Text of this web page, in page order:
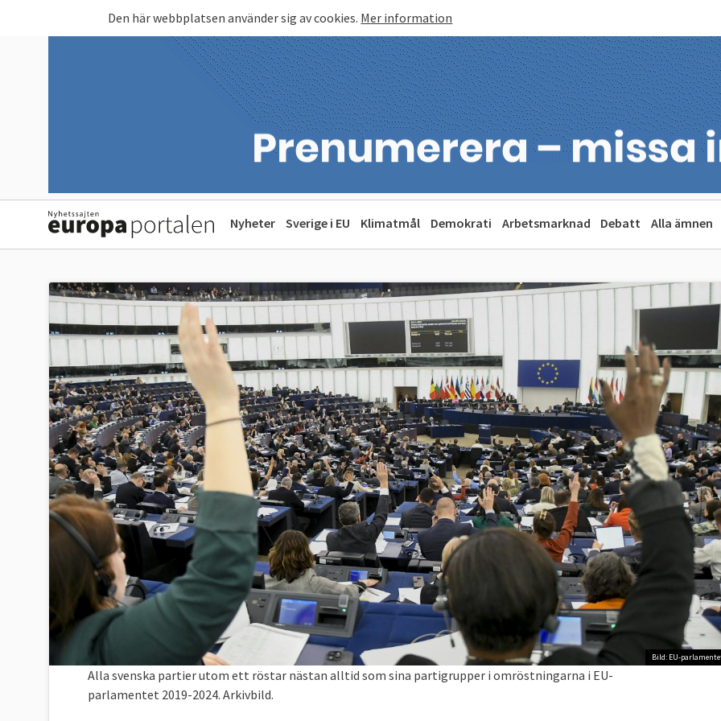
Den här webbplatsen använder sig av cookies. Mer information
Nyheter Sverige i EU Klimatmål Demokrati Arbetsmarknad Debatt Alla ämnen
Bild: EU-
Alla svenska partier utom ett röstar nästan alltid som sina partigrupper i omröstningarna i EU-
parlamentet 2019-2024. Arkivbild.